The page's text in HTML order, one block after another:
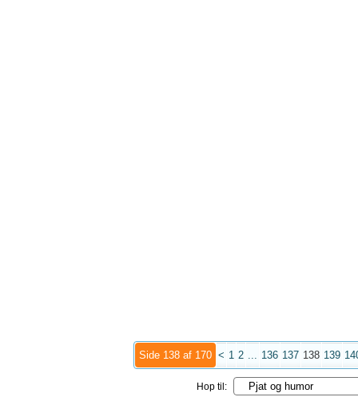
Side 138 af 170 < 1 2 ... 136 137 138 139
Hop til: